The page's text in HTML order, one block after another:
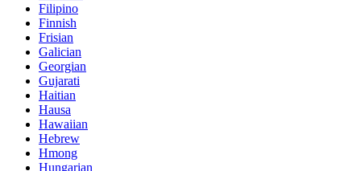
Filipino
Finnish
Frisian
Galician
Georgian
Gujarati
Haitian
Hausa
Hawaiian
Hebrew
Hmong
Hungarian